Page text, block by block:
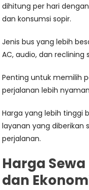
dihitung per hari
dan konsumsi sopir.
Jenis bus yang lebih
AC, audio, dan
Penting untuk memilih
perjalanan lebih
Harga yang lebih tinggi
layanan yang diberikan
perjalanan.
Harga
dan